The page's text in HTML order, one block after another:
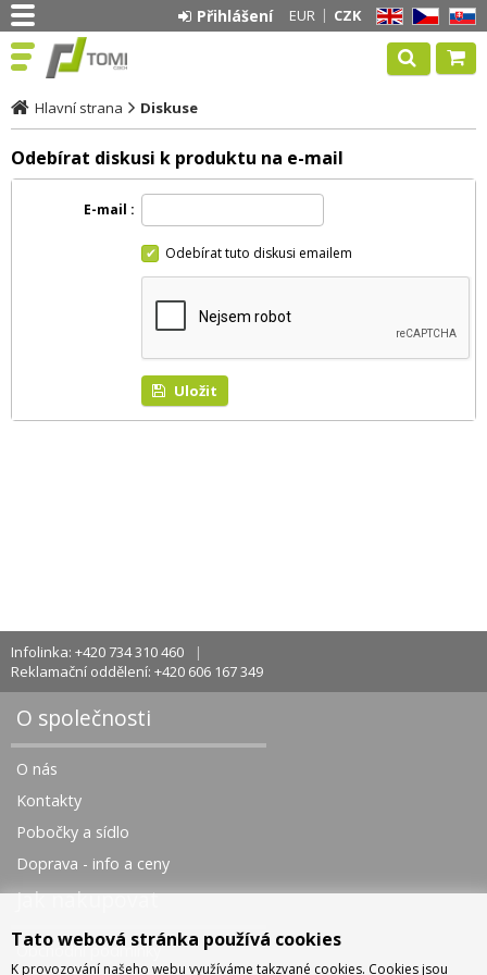
EN CZ SK
EUR CZK
Přihlášení
Hlavní strana Diskuse
Odebírat diskusi k produktu na e-mail
E-mail
Odebírat tuto diskusi emailem
Uložit
Infolinka: +420 734 310 460
Reklamační oddělení: +420 606 167 349
O společnosti
O nás
Kontakty
Pobočky a sídlo
Doprava - info a ceny
Jak nakupovat
Obchodní podmínky
Tato webová stránka používá cookies
K provozování našeho webu využíváme takzvané cookies. Cookies jsou